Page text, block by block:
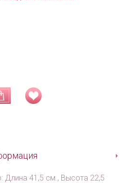
Длина 41,5 см., Высота 22,5